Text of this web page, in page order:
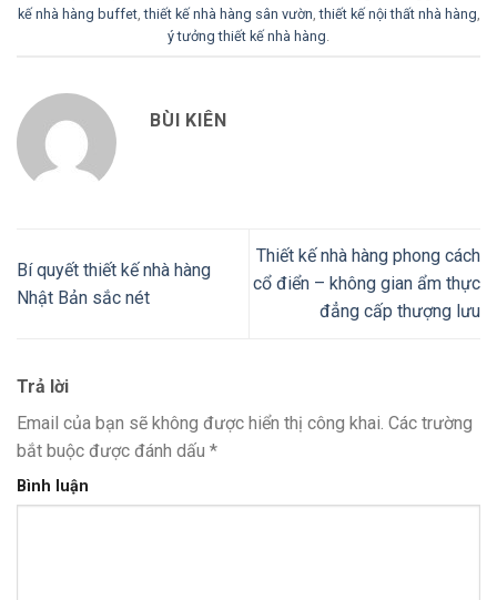
kế nhà hàng buffet,thiết kế nhà hàng sân vườn ,thiết kế nội thất nhà hàng
ý tưởng thiết kế nhà hàng
BÙI KIÊN
Bí quyết thiết kế nhà hàng
Nhật Bản sắc nét
Thiết kế nhà hàng phong cách
cổ điển – không gian ẩm thực
đẳng cấp thượng lưu
Trả lời
Email của bạn sẽ không được hiển thị công khai. Các trường
bắt buộc được đánh dấu *
Bình luận